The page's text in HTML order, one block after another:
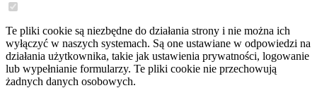
Te pliki cookie są niezbędne do działania strony i nie można ich
wyłączyć w naszych systemach. Są one ustawiane w odpowiedzi na
działania użytkownika, takie jak ustawienia prywatności, logowanie
lub wypełnianie formularzy. Te pliki cookie nie przechowują
żadnych danych osobowych.